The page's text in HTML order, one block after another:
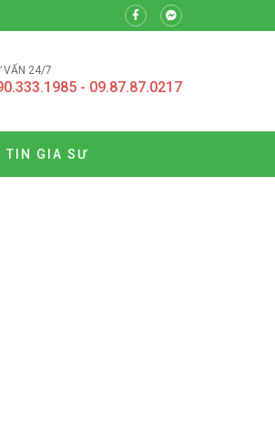
VẤN 24/7
- 09.87.87.0217
TIN GIA SƯ